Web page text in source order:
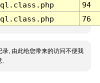
94
76
录, 由此给您带来的访问不便我
.